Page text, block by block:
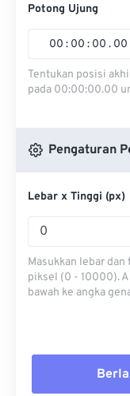
Potong Ujung
00 : 00 : 00 . 00
Tentukan posisi
pada 00:00:00.00
Pengaturan
Lebar x Tinggi (px)
Masukkan lebar
piksel (0 - 10000).
bawah ke angka